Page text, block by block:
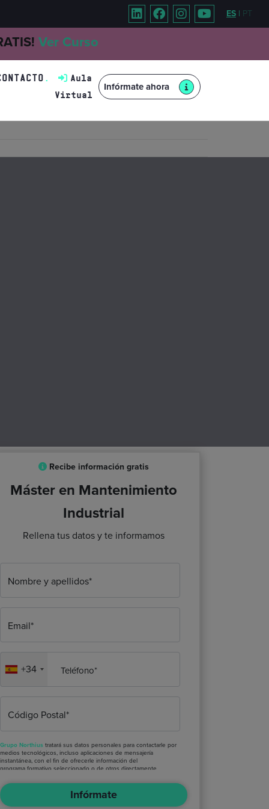
ES | PT
Ver Curso
Aula
Virtual
Infórmate ahora
Recibe información gratis
Máster en Mantenimiento
Industrial
Rellena tus datos y te informamos
Nombre y apellidos*
Email*
+34 Teléfono*
Código Postal*
Grupo Northius tratará sus datos personales para contactarle por
medios tecnológicos, incluso aplicaciones de mensajería
instantánea, con el fin de ofrecerle información del
programa formativo seleccionado o de otros directamente
tramitar la contratación correspondiente. Compartiremos su
solicitud con las empresas que conforman el
el objeto de que estas puedan hacerle llegar la mejor oferta de
Infórmate